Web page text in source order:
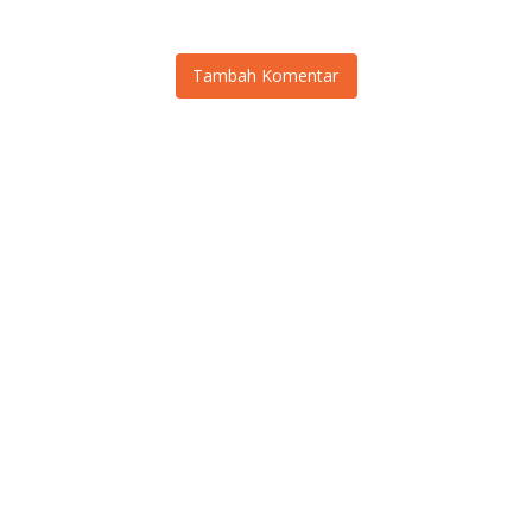
Tambah Komentar